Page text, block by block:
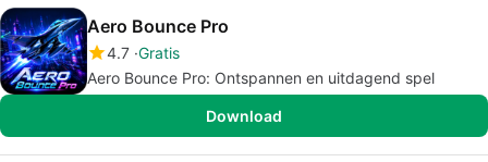
Aero Bounce Pro
4.7 Gratis
Aero Bounce Pro: Ontspannen en uitdagend spel
Download